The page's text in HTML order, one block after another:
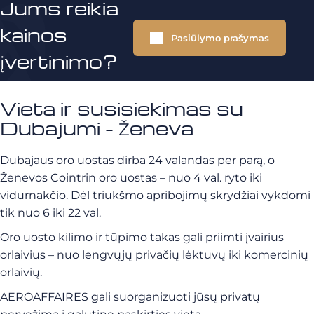
Jums reikia
kainos
įvertinimo?
Pasiūlymo prašymas
Vieta ir susisiekimas su
Dubajumi - Ženeva
Dubajaus oro uostas dirba 24 valandas per parą, o
Ženevos Cointrin oro uostas – nuo 4 val. ryto iki
vidurnakčio. Dėl triukšmo apribojimų skrydžiai vykdomi
tik nuo 6 iki 22 val.
Oro uosto kilimo ir tūpimo takas gali priimti įvairius
orlaivius – nuo lengvųjų privačių lėktuvų iki komercinių
orlaivių.
AEROAFFAIRES gali suorganizuoti jūsų privatų